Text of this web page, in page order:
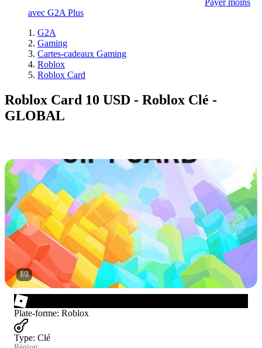
Payer moins
avec G2A Plus
G2A
Gaming
Cartes-cadeaux Gaming
Roblox
Roblox Card
Roblox Card 10 USD - Roblox Clé -
GLOBAL
1/2
Plate-forme: Roblox
Type: Clé